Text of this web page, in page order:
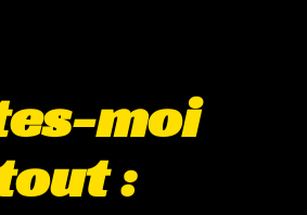
moi
: